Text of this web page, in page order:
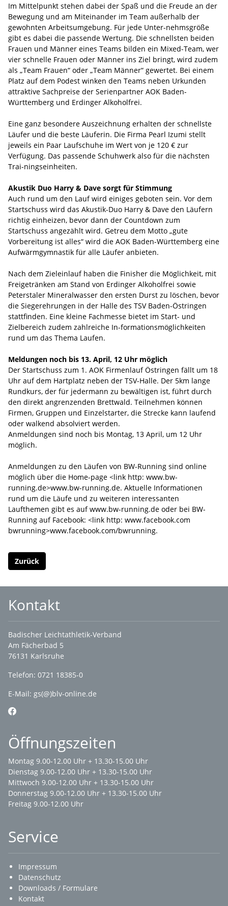
Im Mittelpunkt stehen dabei der Spaß und die Freude an der
Bewegung und am Miteinander im Team außerhalb der
gewohnten Arbeitsumgebung. Für jede Unter-nehmsgröße
gibt es dabei die passende Wertung. Die schnellsten beiden
Frauen und Männer eines Teams bilden ein Mixed-Team, wer
vier schnelle Frauen oder Männer ins Ziel bringt, wird zudem
als „Team Frauen“ oder „Team Männer“ gewertet. Bei einem
Platz auf dem Podest winken den Teams neben Urkunden
attraktive Sachpreise der Serienpartner AOK Baden-
Württemberg und Erdinger Alkoholfrei.
Eine ganz besondere Auszeichnung erhalten der schnellste
Läufer und die beste Läuferin. Die Firma Pearl Izumi stellt
jeweils ein Paar Laufschuhe im Wert von je 120 € zur
Verfügung. Das passende Schuhwerk also für die nächsten
Trai-ningseinheiten.
Akustik Duo Harry & Dave sorgt für Stimmung
Auch rund um den Lauf wird einiges geboten sein. Vor dem
Startschuss wird das Akustik-Duo Harry & Dave den Läufern
richtig einheizen, bevor dann der Countdown zum
Startschuss angezählt wird. Getreu dem Motto „gute
Vorbereitung ist alles“ wird die AOK Baden-Württemberg eine
Aufwärmgymnastik für alle Läufer anbieten.
Nach dem Zieleinlauf haben die Finisher die Möglichkeit, mit
Freigetränken am Stand von Erdinger Alkoholfrei sowie
Peterstaler Mineralwasser den ersten Durst zu löschen, bevor
die Siegerehrungen in der Halle des TSV Baden-Östringen
stattfinden. Eine kleine Fachmesse bietet im Start- und
Zielbereich zudem zahlreiche In-formationsmöglichkeiten
rund um das Thema Laufen.
Meldungen noch bis 13. April, 12 Uhr möglich
Der Startschuss zum 1. AOK Firmenlauf Östringen fällt um 18
Uhr auf dem Hartplatz neben der TSV-Halle. Der 5km lange
Rundkurs, der für jedermann zu bewältigen ist, führt durch
den direkt angrenzenden Brettwald. Teilnehmen können
Firmen, Gruppen und Einzelstarter, die Strecke kann laufend
oder walkend absolviert werden.
Anmeldungen sind noch bis Montag, 13 April, um 12 Uhr
möglich.
Anmeldungen zu den Läufen von BW-Running sind online
möglich über die Home-page <link http: www.bw-
running.de>www.bw-running.de. Aktuelle Informationen
rund um die Läufe und zu weiteren interessanten
Laufthemen gibt es auf www.bw-running.de oder bei BW-
Running auf Facebook: <link http: www.facebook.com
bwrunning>www.facebook.com/bwrunning.
Zurück
Kontakt
Badischer Leichtathletik-Verband
Am Fächerbad 5
76131 Karlsruhe
Telefon: 0721 18385-0
E-Mail: gs(@)blv-online.de
Öffnungszeiten
Montag 9.00-12.00 Uhr + 13.30-15.00 Uhr
Dienstag 9.00-12.00 Uhr + 13.30-15.00 Uhr
Mittwoch 9.00-12.00 Uhr + 13.30-15.00 Uhr
Donnerstag 9.00-12.00 Uhr + 13.30-15.00 Uhr
Freitag 9.00-12.00 Uhr
Service
Impressum
Datenschutz
Downloads / Formulare
Kontakt